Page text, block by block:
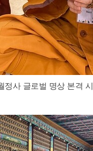
정사 글로벌 명상 본격